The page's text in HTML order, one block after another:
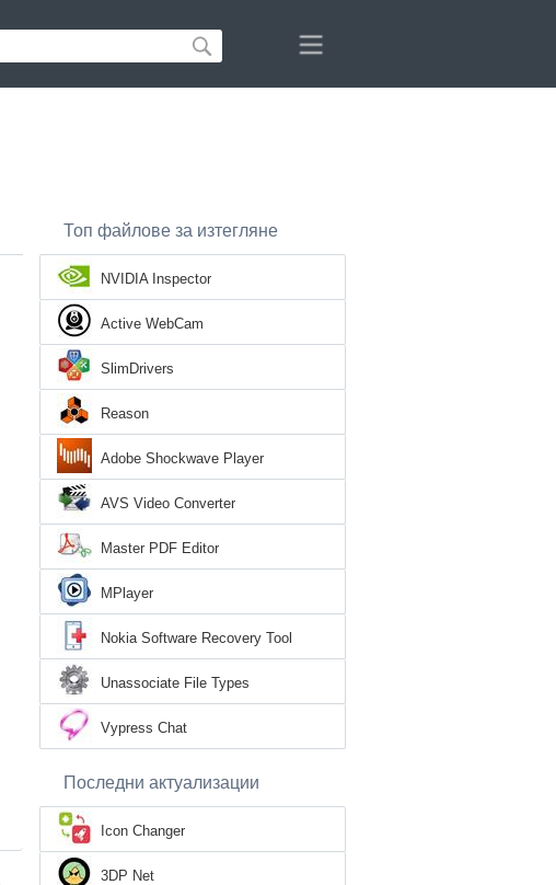
Топ файлове за изтегляне
NVIDIA Inspector
Active WebCam
SlimDrivers
Reason
Adobe Shockwave Player
AVS Video Converter
Master PDF Editor
MPlayer
Nokia Software Recovery Tool
Unassociate File Types
Vypress Chat
Последни актуализации
Icon Changer
3DP Net